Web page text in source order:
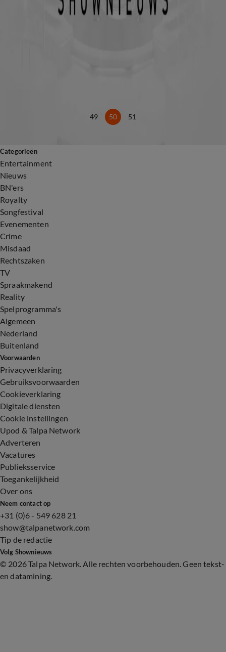
26 feb 2018, 07:59
Máxima maakt werkbezoek aan China alleen af
49 50 51
Categorieën
Entertainment
Nieuws
BN'ers
Royalty
Songfestival
Evenementen
Crime
Misdaad
Rechtszaken
TV
Spraakmakend
Reality
Spelprogramma's
Algemeen
Nederland
Buitenland
Voorwaarden
Privacyverklaring
Gebruiksvoorwaarden
Cookieverklaring
Digitale diensten
Cookie instellingen
Upod & Talpa Network
Adverteren
Vacatures
Publieksservice
Toegankelijkheid
Over ons
Neem contact op
+31 (0)6 - 549 628 21
show@talpanetwork.com
Tip de redactie
Volg Shownieuws
© 2026 Talpa Network. Alle rechten voorbehouden. Geen tekst-
en datamining.